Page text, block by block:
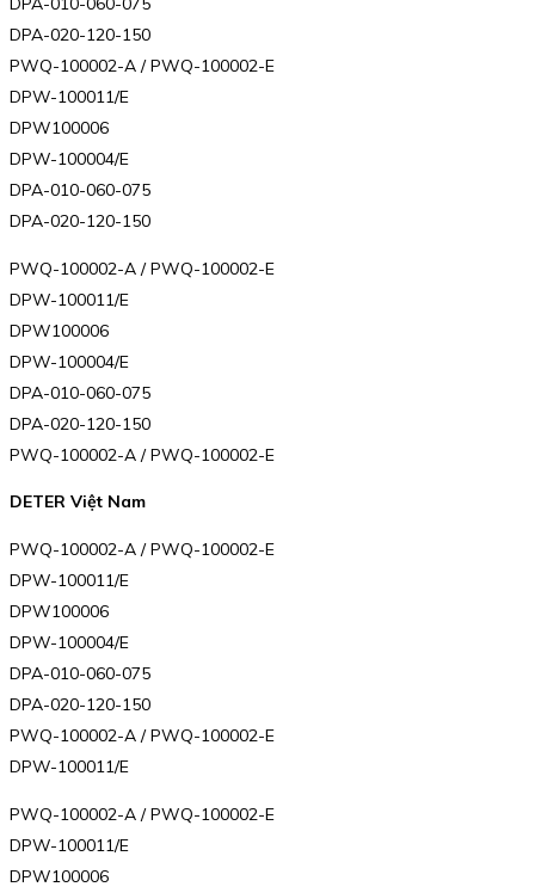
DPA-020-120-150
PWQ-100002-A / PWQ-100002-E
DPW-100011/E
DPW100006
DPW-100004/E
DPA-010-060-075
DPA-020-120-150
PWQ-100002-A / PWQ-100002-E
DPW-100011/E
DPW100006
DPW-100004/E
DPA-010-060-075
DPA-020-120-150
PWQ-100002-A / PWQ-100002-E
DETER Việt Nam
PWQ-100002-A / PWQ-100002-E
DPW-100011/E
DPW100006
DPW-100004/E
DPA-010-060-075
DPA-020-120-150
PWQ-100002-A / PWQ-100002-E
DPW-100011/E
PWQ-100002-A / PWQ-100002-E
DPW-100011/E
DPW100006